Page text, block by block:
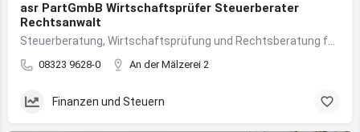
asr PartGmbB Wirtschaftsprüfer Steuerberater
Rechtsanwalt
08323 9628-0 An der Mälzerei 2
Finanzen und Steuern